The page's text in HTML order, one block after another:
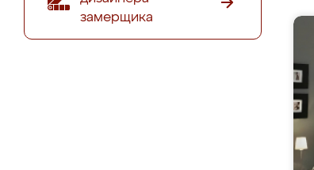
замерщика